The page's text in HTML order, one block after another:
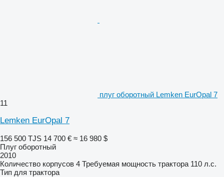
плуг оборотный Lemken EurOpal 7
11
Lemken EurOpal 7
156 500 TJS 14 700 € ≈ 16 980 $
Плуг оборотный
2010
Количество корпусов 4 Требуемая мощность трактора 110 л.с.
Тип для трактора